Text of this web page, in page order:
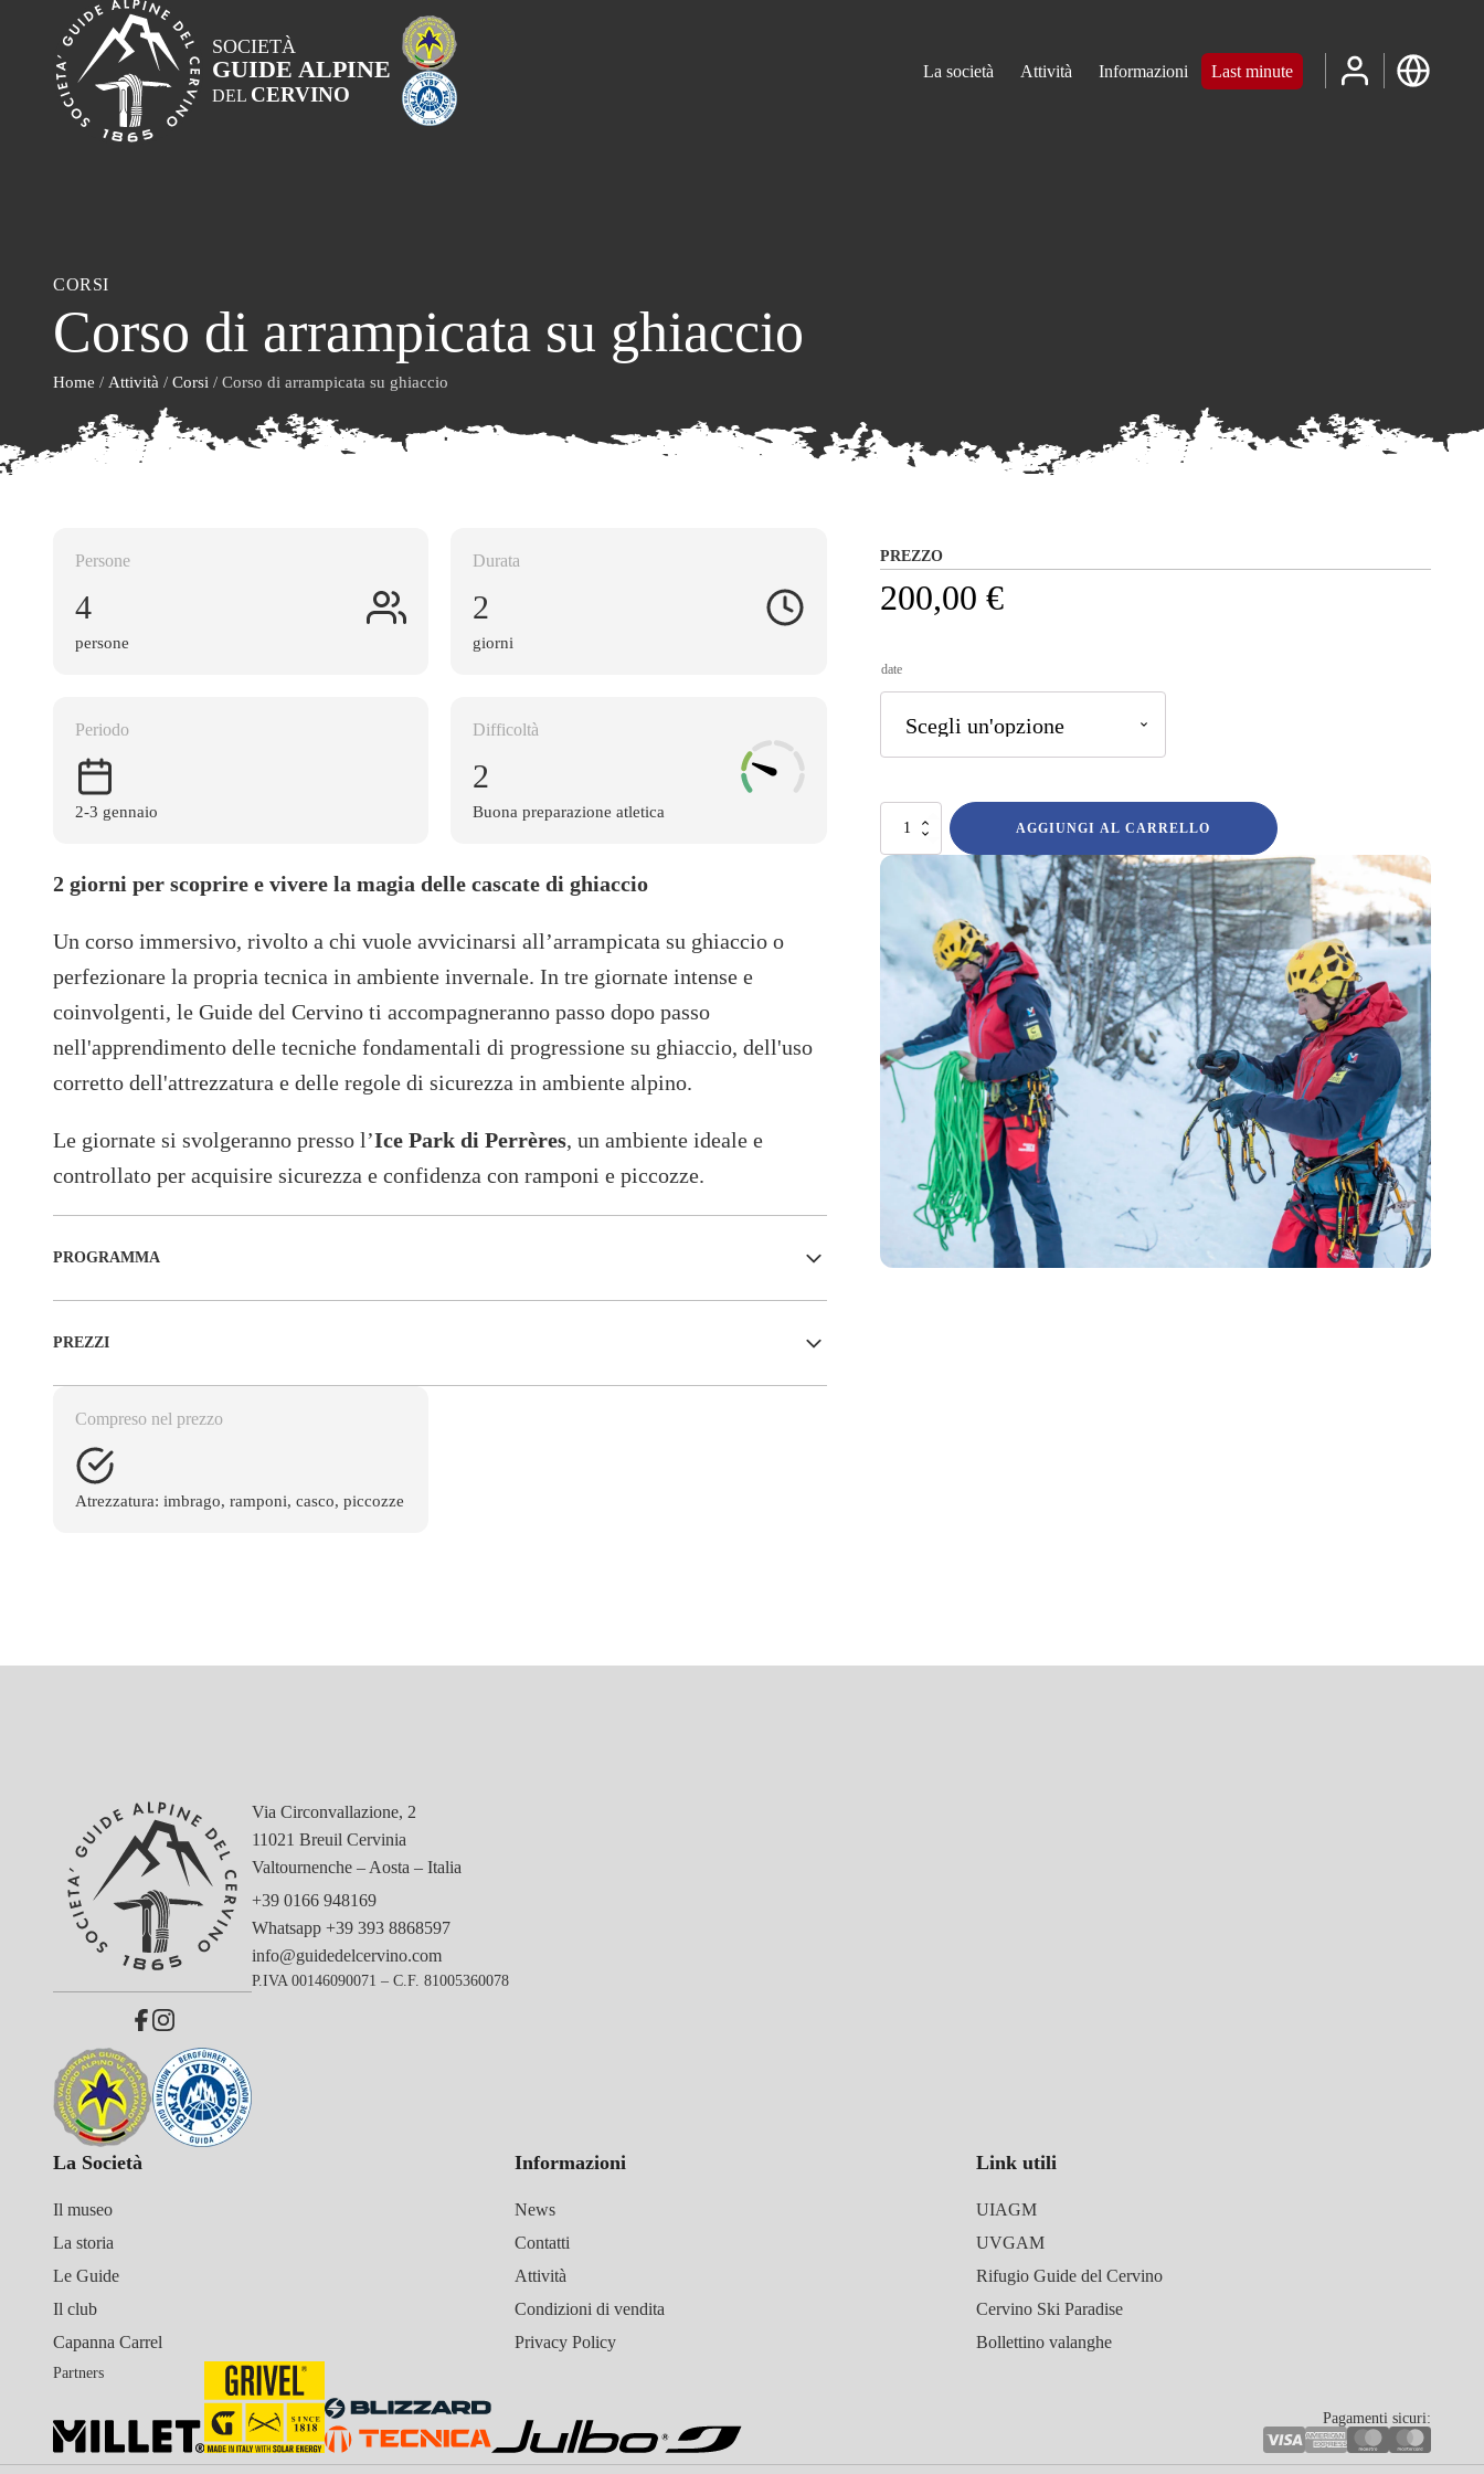
SOCIETÀ
GUIDE ALPINE
DEL CERVINO
La società Attività Informazioni Last minute
CORSI
Corso di arrampicata su ghiaccio
Home / Attività / Corsi / Corso di arrampicata su ghiaccio
Persone
4
persone
Durata
2
giorni
Periodo
2-3 gennaio
Difficoltà
2
Buona preparazione atletica
2 giorni per scoprire e vivere la magia delle cascate di ghiaccio
Un corso immersivo, rivolto a chi vuole avvicinarsi all’arrampicata su ghiaccio o
perfezionare la propria tecnica in ambiente invernale. In tre giornate intense e
coinvolgenti, le Guide del Cervino ti accompagneranno passo dopo passo
nell'apprendimento delle tecniche fondamentali di progressione su ghiaccio, dell'uso
corretto dell'attrezzatura e delle regole di sicurezza in ambiente alpino.
Le giornate si svolgeranno presso l’Ice Park di Perrères, un ambiente ideale e
controllato per acquisire sicurezza e confidenza con ramponi e piccozze.
PROGRAMMA
PREZZI
Compreso nel prezzo
Atrezzatura: imbrago, ramponi, casco, piccozze
PREZZO
200,00 €
date
Corso
arrampicata
AGGIUNGI AL CARRELLO
Via Circonvallazione, 2
11021 Breuil Cervinia
Valtournenche – Aosta – Italia
+39 0166 948169
Whatsapp +39 393 8868597
info@guidedelcervino.com
P.IVA 00146090071 – C.F. 81005360078
La Società
Il museo
La storia
Le Guide
Il club
Capanna Carrel
Informazioni
News
Contatti
Attività
Condizioni di vendita
Privacy Policy
Link utili
UIAGM
UVGAM
Rifugio Guide del Cervino
Cervino Ski Paradise
Bollettino valanghe
Partners
Pagamenti sicuri: